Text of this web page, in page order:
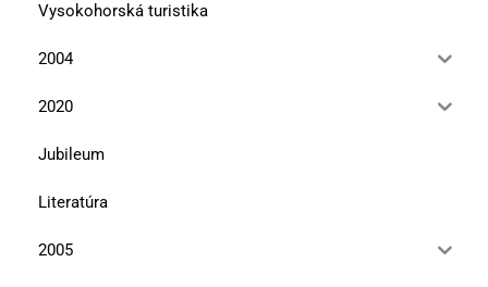
Vysokohorská turistika
2004
2020
Jubileum
Literatúra
2005